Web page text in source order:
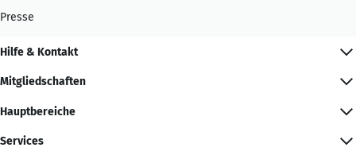
Presse
Hilfe & Kontakt
Mitgliedschaften
Hauptbereiche
Services